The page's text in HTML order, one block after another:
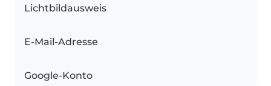
Lichtbildausweis
E-Mail-Adresse
Google-Konto